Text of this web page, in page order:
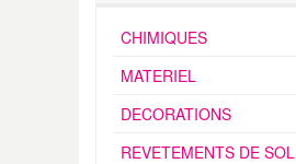
CHIMIQUES
MATERIEL
DECORATIONS
REVETEMENTS DE SOL